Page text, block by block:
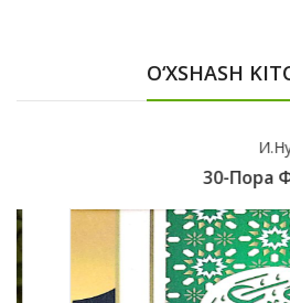
O‘XSHASH
30-Пора